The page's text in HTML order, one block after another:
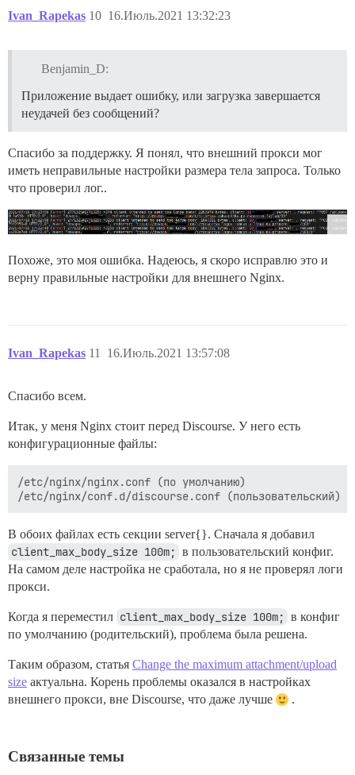
Ivan_Rapekas 16.Июль.2021 13:32:23
10
Benjamin_D:
Приложение выдает ошибку, или загрузка завершается
неудачей без сообщений?
Спасибо за поддержку. Я понял, что внешний прокси мог
иметь неправильные настройки размера тела запроса. Только
что проверил лог..
Похоже, это моя ошибка. Надеюсь, я скоро исправлю это и
верну правильные настройки для внешнего Nginx.
Ivan_Rapekas 16.Июль.2021 13:57:08
11
Спасибо всем.
Итак, у меня Nginx стоит перед Discourse. У него есть
конфигурационные файлы:
/etc/nginx/nginx.conf (по умолчанию)
В обоих файлах есть секции server{}. Сначала я добавил
client_max_body_size 100m; в пользовательский конфиг.
На самом деле настройка не сработала, но я не проверял логи
прокси.
Когда я переместил client_max_body_size 100m; в конфиг
по умолчанию (родительский), проблема была решена.
Таким образом, статья Change the maximum attachment/upload
size актуальна. Корень проблемы оказался в настройках
внешнего прокси, вне Discourse, что даже лучше
.
Связанные темы